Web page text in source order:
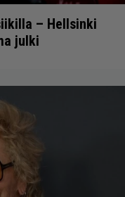
– Hellsinki
julki